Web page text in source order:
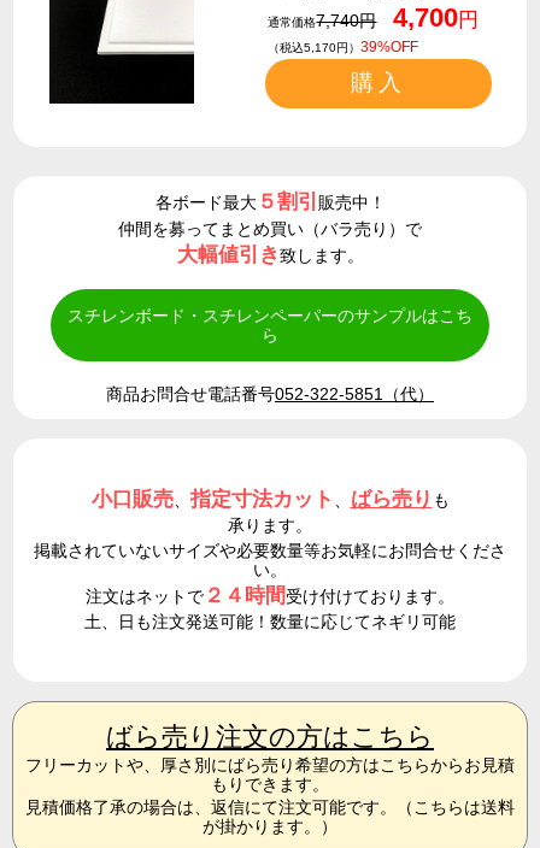
通常価格7,740円 4,700円
（税込5,170円）39%OFF
購入
各ボード最大５割引 販売中！
仲間を募ってまとめ買い（バラ売り）で
大幅値引き致します。
スチレンボード・スチレンペーパーのサンプルはこち
ら
商品お問合せ電話番号052-322-5851（代）
小口販売、 指定寸法カット ばら売り も
承ります。
掲載されていないサイズや必要数量等お気軽にお問合せくださ
い。
注文はネットで ２４時間受け付けております。
土、日も注文発送可能！数量に応じてネギリ可能
ばら売り注文の方はこちら
フリーカットや、厚さ別にばら売り希望の方はこちらからお見積
もりできます。
見積価格了承の場合は、返信にて注文可能です。（こちらは送料
が掛かります。）